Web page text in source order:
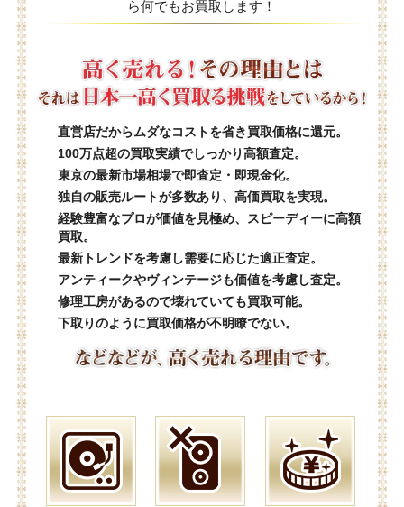
ら何でもお買取します！
直営店だからムダなコストを省き買取価格に還元。
100万点超の買取実績でしっかり高額査定。
東京の最新市場相場で即査定・即現金化。
独自の販売ルートが多数あり、高価買取を実現。
経験豊富なプロが価値を見極め、スピーディーに高額
買取。
最新トレンドを考慮し需要に応じた適正査定。
アンティークやヴィンテージも価値を考慮し査定。
修理工房があるので壊れていても買取可能。
下取りのように買取価格が不明瞭でない。